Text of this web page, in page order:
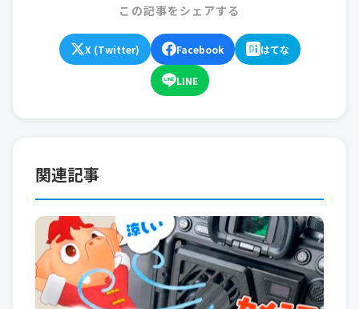
この記事をシェアする
X (Twitter) Facebook はてな
LINE
関連記事